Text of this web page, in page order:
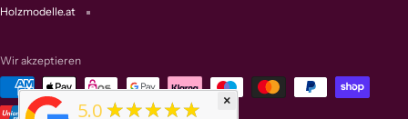
Holzmodelle.at
Wir akzeptieren
5.0★★★★★ ×